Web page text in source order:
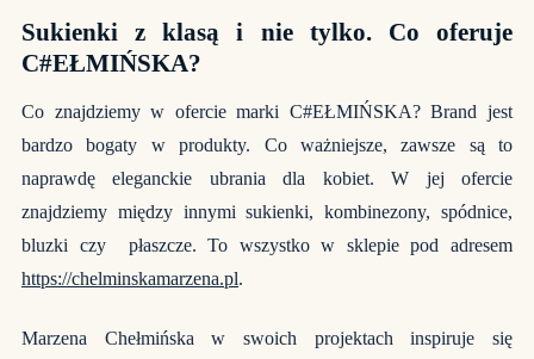
Sukienki z klasą i nie tylko. Co oferuje
C#EŁMIŃSKA?
Co znajdziemy w ofercie marki C#EŁMIŃSKA? Brand jest
bardzo bogaty w produkty. Co ważniejsze, zawsze są to
naprawdę eleganckie ubrania dla kobiet. W jej ofercie
znajdziemy między innymi sukienki, kombinezony, spódnice,
bluzki czy płaszcze. To wszystko w sklepie pod adresem
https://chelminskamarzena.pl.
Marzena Chełmińska w swoich projektach inspiruje się